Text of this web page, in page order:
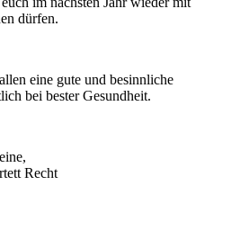
dürfen.
eine gute und besinnliche
bei bester Gesundheit.
Recht